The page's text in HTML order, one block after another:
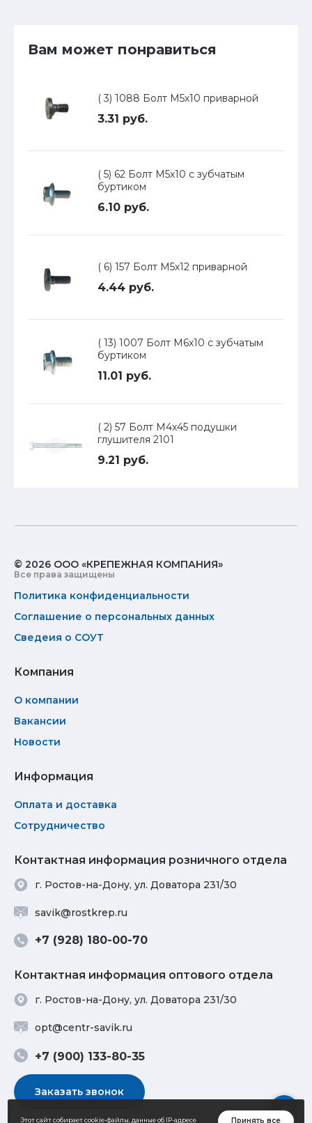
Вам может понравиться
( 3) 1088 Болт М5х10 приварной
3.31 руб.
( 5) 62 Болт М5х10 с зубчатым
буртиком
6.10 руб.
( 6) 157 Болт М5х12 приварной
4.44 руб.
( 13) 1007 Болт М6х10 с зубчатым
буртиком
11.01 руб.
( 2) 57 Болт М4х45 подушки
глушителя 2101
9.21 руб.
© 2026 ООО «КРЕПЕЖНАЯ КОМПАНИЯ»
Все права защищены
Политика конфиденциальности
Соглашение о персональных данных
Сведеия о СОУТ
Компания
О компании
Вакансии
Новости
Информация
Оплата и доставка
Сотрудничество
Контактная информация розничного отдела
г. Ростов-на-Дону, ул. Доватора 231/30
savik@rostkrep.ru
+7 (928) 180-00-70
Контактная информация оптового отдела
г. Ростов-на-Дону, ул. Доватора 231/30
opt@centr-savik.ru
+7 (900) 133-80-35
Заказать звонок
Этот сайт собирает cookie-файлы, данные об IP-адресе Принять все